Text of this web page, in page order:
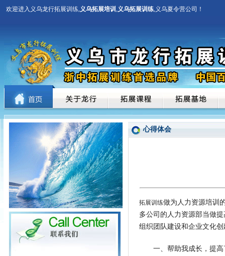
欢迎进入义乌龙行拓展训练, 义乌拓展培训, 义乌拓展训练,义乌夏令营公司！
心得体会
拓展训练做为人力资源培训
多公司的人力资源部当做
组织团队建设和企业文化
一、帮助我成长，提高